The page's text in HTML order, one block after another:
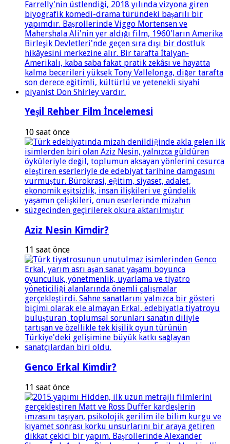
Yeşil Rehber Film İncelemesi
10 saat önce
Aziz Nesin Kimdir?
11 saat önce
Genco Erkal Kimdir?
11 saat önce